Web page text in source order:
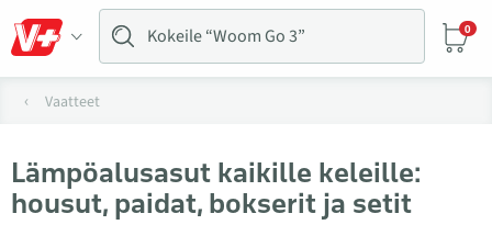
0
Vaatteet
Lämpöalusasut kaikille keleille:
housut, paidat, bokserit ja setit